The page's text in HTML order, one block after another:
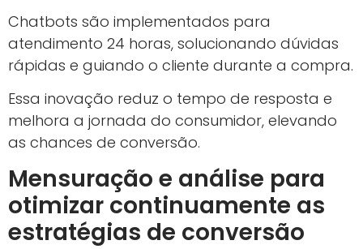
Chatbots são implementados para
atendimento 24 horas, solucionando dúvidas
rápidas e guiando o cliente durante a compra.
Essa inovação reduz o tempo de resposta e
melhora a jornada do consumidor, elevando
as chances de conversão.
Mensuração e análise para
otimizar continuamente as
estratégias de conversão